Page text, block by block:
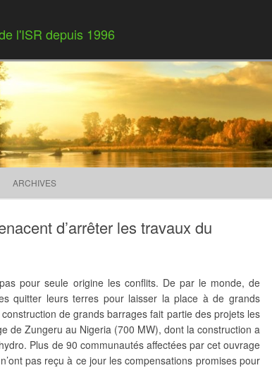
l'ISR depuis 1996
Skip to content
ARCHIVES
d’arrêter les travaux du
pour seule origine les conflits. De par le monde, de
quitter leurs terres pour laisser la place à de grands
de grands barrages fait partie des projets les
de Zungeru au Nigeria (700 MW), dont la construction a
Plus de 90 communautés affectées par cet ouvrage
pas reçu à ce jour les compensations promises pour